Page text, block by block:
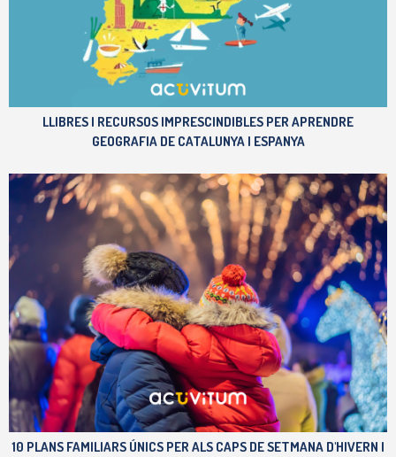
LLIBRES I RECURSOS IMPRESCINDIBLES PER APRENDRE
GEOGRAFIA DE CATALUNYA I ESPANYA
10 PLANS FAMILIARS ÚNICS PER ALS CAPS DE SETMANA D'HIVERN I